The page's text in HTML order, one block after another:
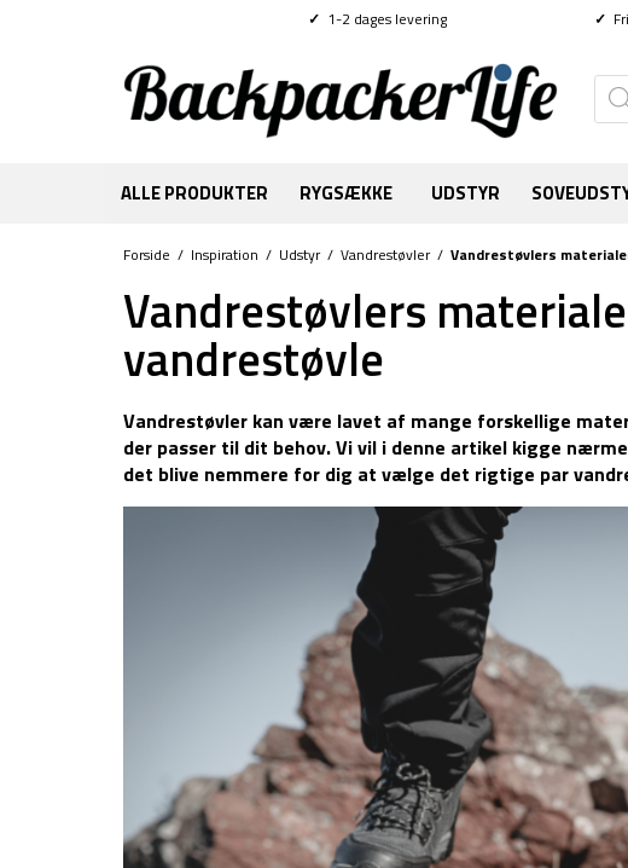
✓ 1-2 dages levering ✓
ALLE PRODUKTER RYGSÆKKE UDSTYR
Forside / Inspiration / Udstyr/ Vandrestøvler/ Vandrestøvlers
Vandrestøvlers
vandrestøvle
Vandrestøvler kan være lavet af mange forskellige
der passer til dit behov. Vi vil i denne artikel kigge
det blive nemmere for dig at vælge det rigtige par